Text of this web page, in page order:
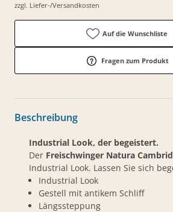
zzgl. Liefer-/Versandkosten
Auf die Wunschliste
Fragen zum Produkt
Beschreibung
Industrial Look, der begeistert.
Der Freischwinger Natura
Industrial Look. Lassen Sie sich
Industrial Look
Gestell mit antikem Schliff
Längssteppung